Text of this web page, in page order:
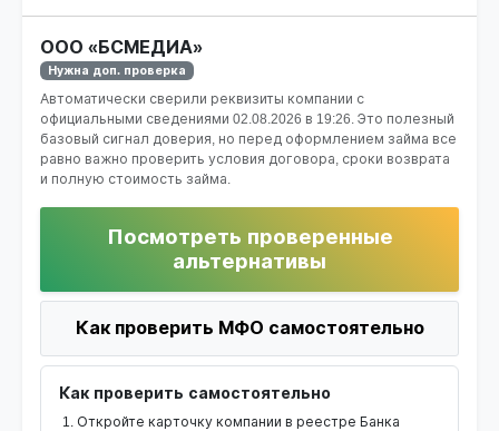
ООО «БСМЕДИА»
Нужна доп. проверка
Автоматически сверили реквизиты компании с
официальными сведениями 02.08.2026 в 19:26. Это полезный
базовый сигнал доверия, но перед оформлением займа все
равно важно проверить условия договора, сроки возврата
и полную стоимость займа.
Посмотреть проверенные
альтернативы
Как проверить МФО самостоятельно
Как проверить самостоятельно
Откройте карточку компании в реестре Банка